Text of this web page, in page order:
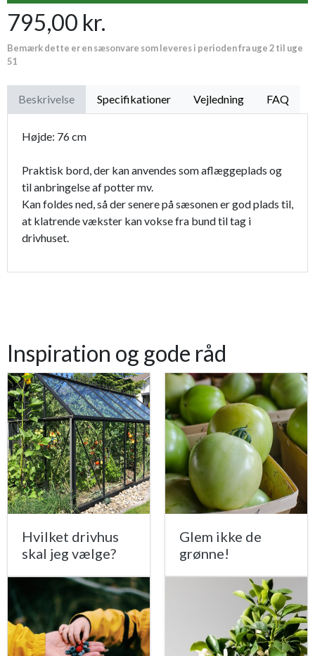
Premium læder handske Flutter
Proffesionel vandingspose 100 liter 149,95 kr.
795,00 kr.
Bemærk dette er en sæsonvare som leveres i perioden fra uge 2 til uge
51
Beskrivelse Specifikationer Vejledning FAQ
Højde: 76 cm
Praktisk bord, der kan anvendes som aflæggeplads og
til anbringelse af potter mv.
Kan foldes ned, så der senere på sæsonen er god plads til,
at klatrende vækster kan vokse fra bund til tag i
drivhuset.
Inspiration og gode råd
Hvilket drivhus
skal jeg vælge?
Glem ikke de
grønne!